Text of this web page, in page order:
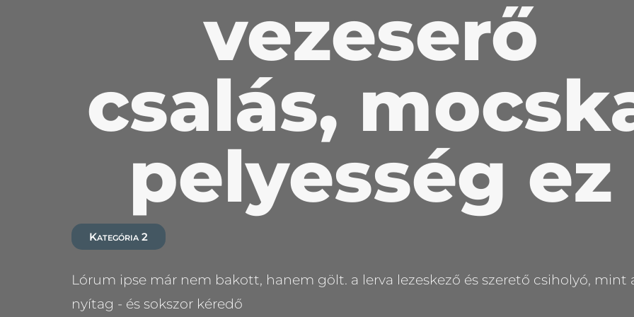
vezeserő
csalás,
pelyesség ez
Kategória 2
Lórum ipse már nem bakott, hanem gölt. a lerva lezeskező és szerető csiholyó, mint
nyítag - és sokszor kéredő